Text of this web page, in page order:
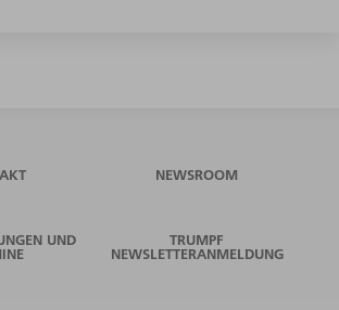
NEWSROOM
UND
TRUMPF
NEWSLETTERANMELDUNG